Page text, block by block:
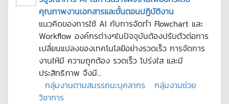
คุณภาพงานเอกสารและขั้นตอนปฏิบัติงาน
แนวคิดของการใช้ AI กับการจัดทำ Flowchart และ
Workflow องค์กรต่างๆในปัจจุบันต้องปรับตัวต่อการ
เปลี่ยนแปลงของเทคโนโลยีอย่างรวดเร็ว การจัดการ
งานให้มี ความถูกต้อง รวดเร็ว โปร่งใส และมี
ประสิทธิภาพ จึงมี...
กลุ่มงานตามสมรรถนะบุคลากร
กลุ่มงานช่วย
วิชาการ